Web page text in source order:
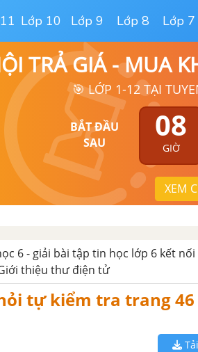
Lớp 10 Lớp 9 Lớp 8 Lớp 7
TRẢ GIÁ - MUA
🎯 LỚP 1-12 TẠI
BẮT ĐẦU
SAU
08
GIỜ
XEM
6 - giải bài tập tin học lớp 6 kết
thiệu thư điện tử
tự kiểm tra trang 46